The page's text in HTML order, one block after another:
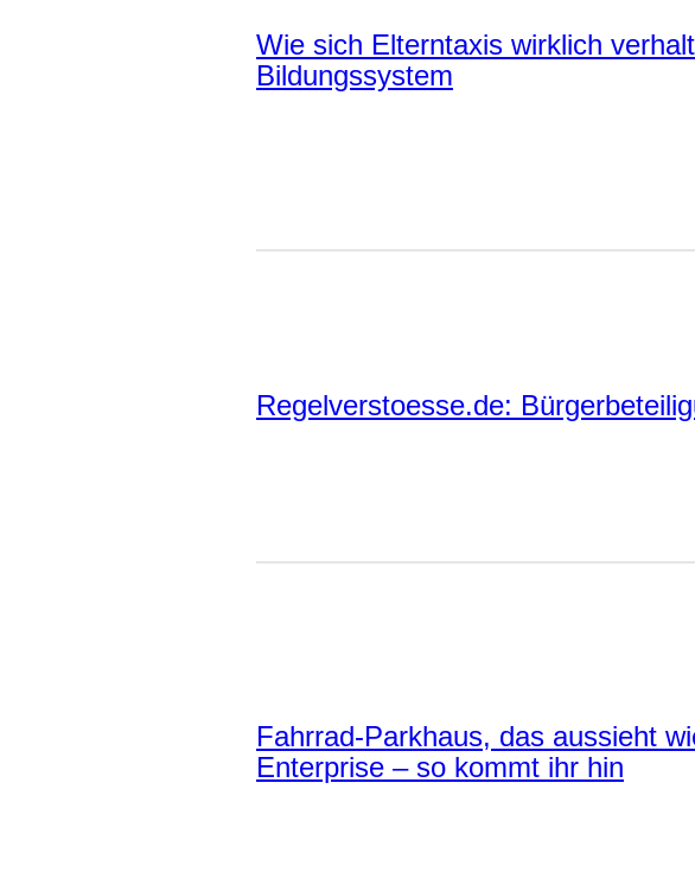
Wie sich Elterntaxis wirklich
Bildungssystem
Regelverstoesse.de:
Fahrrad-Parkhaus, das aussieht
Enterprise – so kommt ihr hin